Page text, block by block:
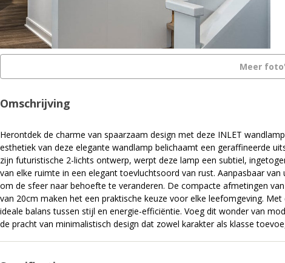
Meer
Omschrijving
Herontdek de charme van spaarzaam design met deze INLET
esthetiek van deze elegante wandlamp belichaamt een geraffineerde
zijn futuristische 2-lichts ontwerp, werpt deze lamp een subtiel,
van elke ruimte in een elegant toevluchtsoord van rust. Aanpasbaar
om de sfeer naar behoefte te veranderen. De compacte afmetingen
van 20cm maken het een praktische keuze voor elke leefomgeving.
ideale balans tussen stijl en energie-efficiëntie. Voeg dit wonder van
de pracht van minimalistisch design dat zowel karakter als klasse